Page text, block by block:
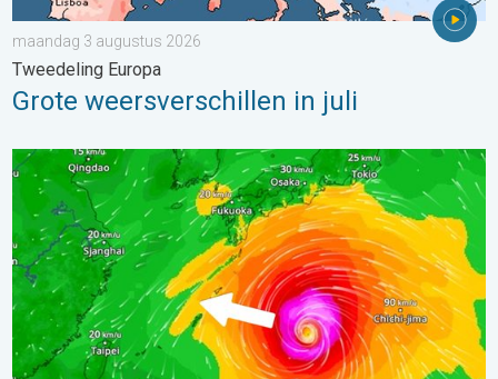
maandag 3 augustus 2026
Tweedeling Europa
Grote weersverschillen in juli
Tyfoon Dolphin op weg naar Japan. Veel regen en wind. . .